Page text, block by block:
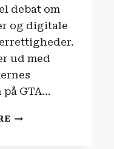
debat om
og digitale
ud med
GTA…
SPILNYHEDERNE